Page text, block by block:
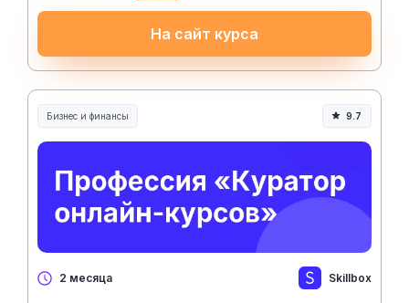
На сайт курса
Бизнес и финансы 9.7
2 месяца Skillbox